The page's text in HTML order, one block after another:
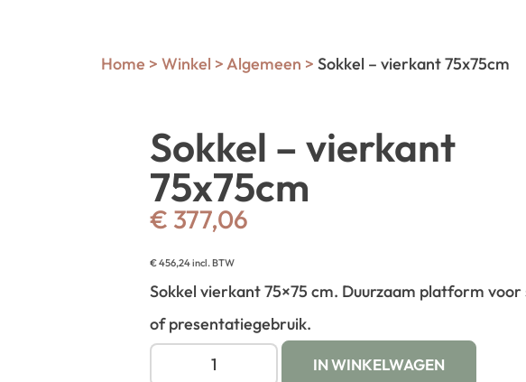
Home > Winkel >Algemeen > Sokkel – vierkant 75x75cm
Sokkel – vierkant
75x75cm
€ 377,06
€456,24incl. BTW
Sokkel vierkant 75×75 cm. Duurzaam platform voor
of presentatiegebruik.
IN WINKELWAGEN